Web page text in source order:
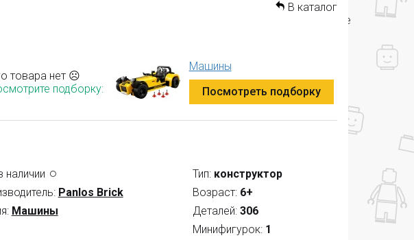
В каталог
товара нет ☹
подборку:
Машины
Посмотреть подборку
наличии
Panlos Brick
Машины
Тип: конструктор
Возраст: 6+
Деталей: 306
Минифигурок: 1